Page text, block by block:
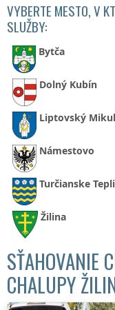
VYBERTE MESTO, V
SLUŽBY:
Bytča
Dolný Kubín
Liptovský
Námestovo
Turčianske
Žilina
SŤAHOVANIE
CHALUPY